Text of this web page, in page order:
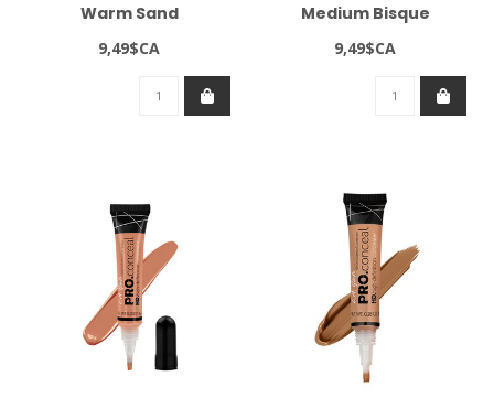
Warm Sand
9,49$CA
Medium Bisque
9,49$CA